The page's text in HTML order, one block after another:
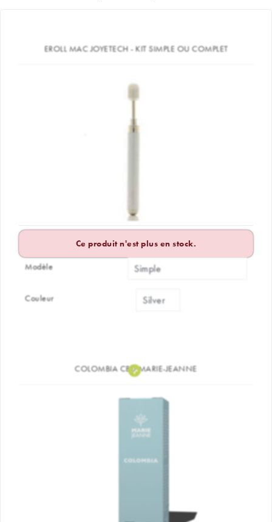
EROLL MAC JOYETECH - KIT SIMPLE OU COMPLET
Ce produit n'est plus en stock.
Modèle
Couleur
COLOMBIA CBD MARIE-JEANNE